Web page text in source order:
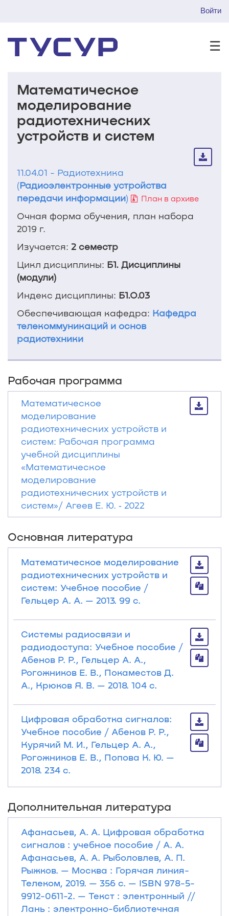
Войти
☰
Математическое
моделирование
радиотехнических
устройств и систем
11.04.01 - Радиотехника
(Радиоэлектронные устройства
передачи информации) План в архиве
Очная форма обучения, план набора
2019 г.
Изучается: 2 семестр
Цикл дисциплины: Б1. Дисциплины
(модули)
Индекс дисциплины: Б1.О.03
Обеспечивающая кафедра: Кафедра
телекоммуникаций и основ
радиотехники
Рабочая программа
Математическое
моделирование
радиотехнических устройств и
систем: Рабочая программа
учебной дисциплины
«Математическое
моделирование
радиотехнических устройств и
систем»/ Агеев Е. Ю. ‐ 2022
Основная литература
Математическое моделирование
радиотехнических устройств и
систем: Учебное пособие /
Гельцер А. А. — 2013. 99 с.
Системы радиосвязи и
радиодоступа: Учебное пособие /
Абенов Р. Р., Гельцер А. А.,
Рогожников Е. В., Покаместов Д.
А., Крюков Я. В. — 2018. 104 с.
Цифровая обработка сигналов:
Учебное пособие / Абенов Р. Р.,
Курячий М. И., Гельцер А. А.,
Рогожников Е. В., Попова К. Ю. —
2018. 234 с.
Дополнительная литература
Афанасьев, А. А. Цифровая обработка
сигналов : учебное пособие / А. А.
Афанасьев, А. А. Рыболовлев, А. П.
Рыжков. — Москва : Горячая линия-
Телеком, 2019. — 356 с. — ISBN 978-5-
9912-0611-2. — Текст : электронный //
Лань : электронно-библиотечная